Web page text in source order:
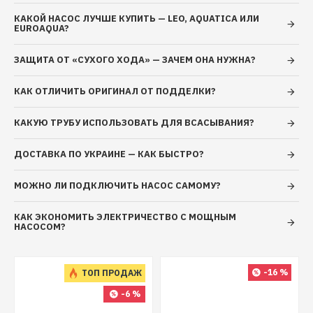
Потребляемая мощность 3320 Вт
Номинальный напор 85 м
Максимальный напор 128 м
Номинальная подача
6 м³/ч (100 л/
мин)
л/мин)
Максимальная глубина
погружения
40 м
КАКОЙ НАСОС ЛУЧШЕ КУПИТЬ — LEO, AQUATICA ИЛИ
EUROAQUA?
ЗАЩИТА ОТ «СУХОГО ХОДА» — ЗАЧЕМ ОНА НУЖНА?
КАК ОТЛИЧИТЬ ОРИГИНАЛ ОТ ПОДДЕЛКИ?
КАКУЮ ТРУБУ ИСПОЛЬЗОВАТЬ ДЛЯ ВСАСЫВАНИЯ?
ДОСТАВКА ПО УКРАИНЕ — КАК БЫСТРО?
МОЖНО ЛИ ПОДКЛЮЧИТЬ НАСОС САМОМУ?
КАК ЭКОНОМИТЬ ЭЛЕКТРИЧЕСТВО С МОЩНЫМ
НАСОСОМ?
ТОП ПРОДАЖ
-6 %
-16 %